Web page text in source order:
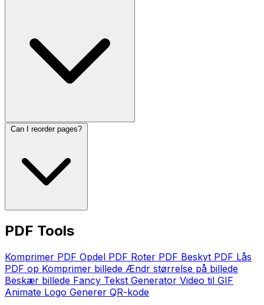
Can I reorder pages?
PDF Tools
Komprimer PDF Opdel PDF Roter PDF Beskyt PDF Lås
PDF op Komprimer billede Ændr størrelse på billede
Beskær billede Fancy Tekst Generator Video til GIF
Animate Logo Generer QR-kode